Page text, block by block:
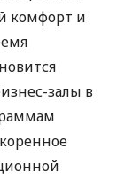
комфорт и
залы в